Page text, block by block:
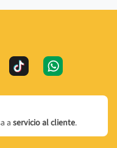
aservicio al cliente.